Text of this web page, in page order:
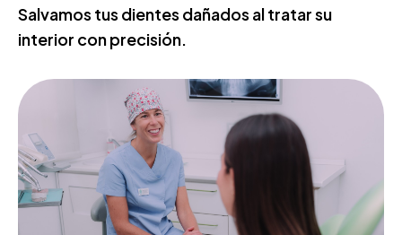
Salvamos tus dientes dañados al tratar su
interior con precisión.